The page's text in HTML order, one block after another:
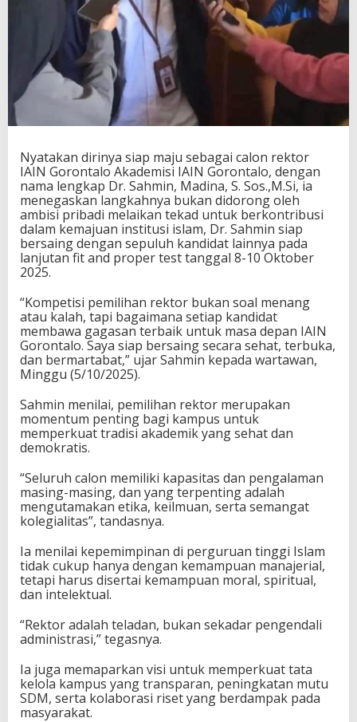
R
e
k
o
r
S
a
m
i
n
M
a
d
i
n
a
i
a
p
M
a
j
u
Nyatakan dirinya siap maju sebagai calon rektor
IAIN Gorontalo Akademisi IAIN Gorontalo, dengan
nama lengkap Dr. Sahmin, Madina, S. Sos.,M.Si, ia
menegaskan langkahnya bukan didorong oleh
ambisi pribadi melaikan tekad untuk berkontribusi
dalam kemajuan institusi islam, Dr. Sahmin siap
bersaing dengan sepuluh kandidat lainnya pada
lanjutan fit and proper test tanggal 8-10 Oktober
2025.
“Kompetisi pemilihan rektor bukan soal menang
atau kalah, tapi bagaimana setiap kandidat
membawa gagasan terbaik untuk masa depan IAIN
Gorontalo. Saya siap bersaing secara sehat, terbuka,
dan bermartabat,” ujar Sahmin kepada wartawan,
Minggu (5/10/2025).
Sahmin menilai, pemilihan rektor merupakan
momentum penting bagi kampus untuk
memperkuat tradisi akademik yang sehat dan
demokratis.
“Seluruh calon memiliki kapasitas dan pengalaman
masing-masing, dan yang terpenting adalah
mengutamakan etika, keilmuan, serta semangat
kolegialitas”, tandasnya.
Ia menilai kepemimpinan di perguruan tinggi Islam
tidak cukup hanya dengan kemampuan manajerial,
tetapi harus disertai kemampuan moral, spiritual,
dan intelektual.
“Rektor adalah teladan, bukan sekadar pengendali
administrasi,” tegasnya.
Ia juga memaparkan visi untuk memperkuat tata
kelola kampus yang transparan, peningkatan mutu
SDM, serta kolaborasi riset yang berdampak pada
masyarakat.